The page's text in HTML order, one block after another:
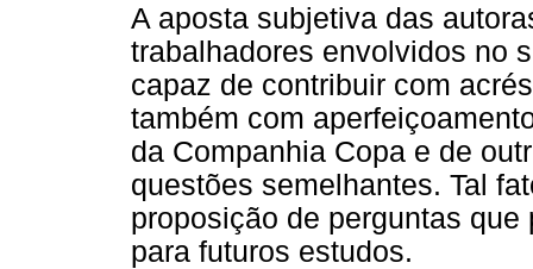
A aposta subjetiva das
trabalhadores envolvidos no
capaz de contribuir com
também com
da Companhia Copa e de
questões semelhantes. Tal
proposição de perguntas
para futuros estudos.